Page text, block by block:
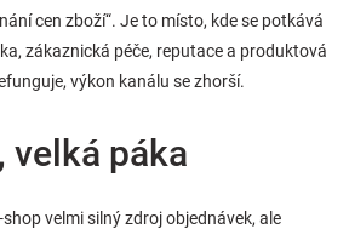
cen zboží“. Je to místo, kde se potkává
zákaznická péče, reputace a produktová
výkon kanálu se zhorší.
velká páka
velmi silný zdroj objednávek, ale